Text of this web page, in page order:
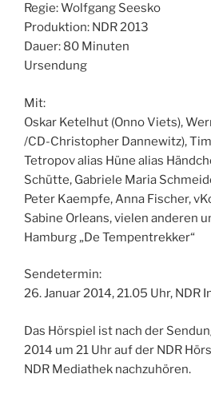
Regie: Wolfgang Seesko
Produktion: NDR 2013
Dauer: 80 Minuten
Ursendung
Mit:
Oskar Ketelhut (Onno Viets),
/CD-Christopher Dannewitz),
Tetropov alias Hüne alias
Schütte, Gabriele Maria
Peter Kaempfe, Anna Fischer,
Sabine Orleans, vielen anderen
Hamburg „De Tempentrekker“
Sendetermin:
26. Januar 2014, 21.05 Uhr, NDR
Das Hörspiel ist nach der
2014 um 21 Uhr auf der NDR
NDR Mediathek nachzuhören.